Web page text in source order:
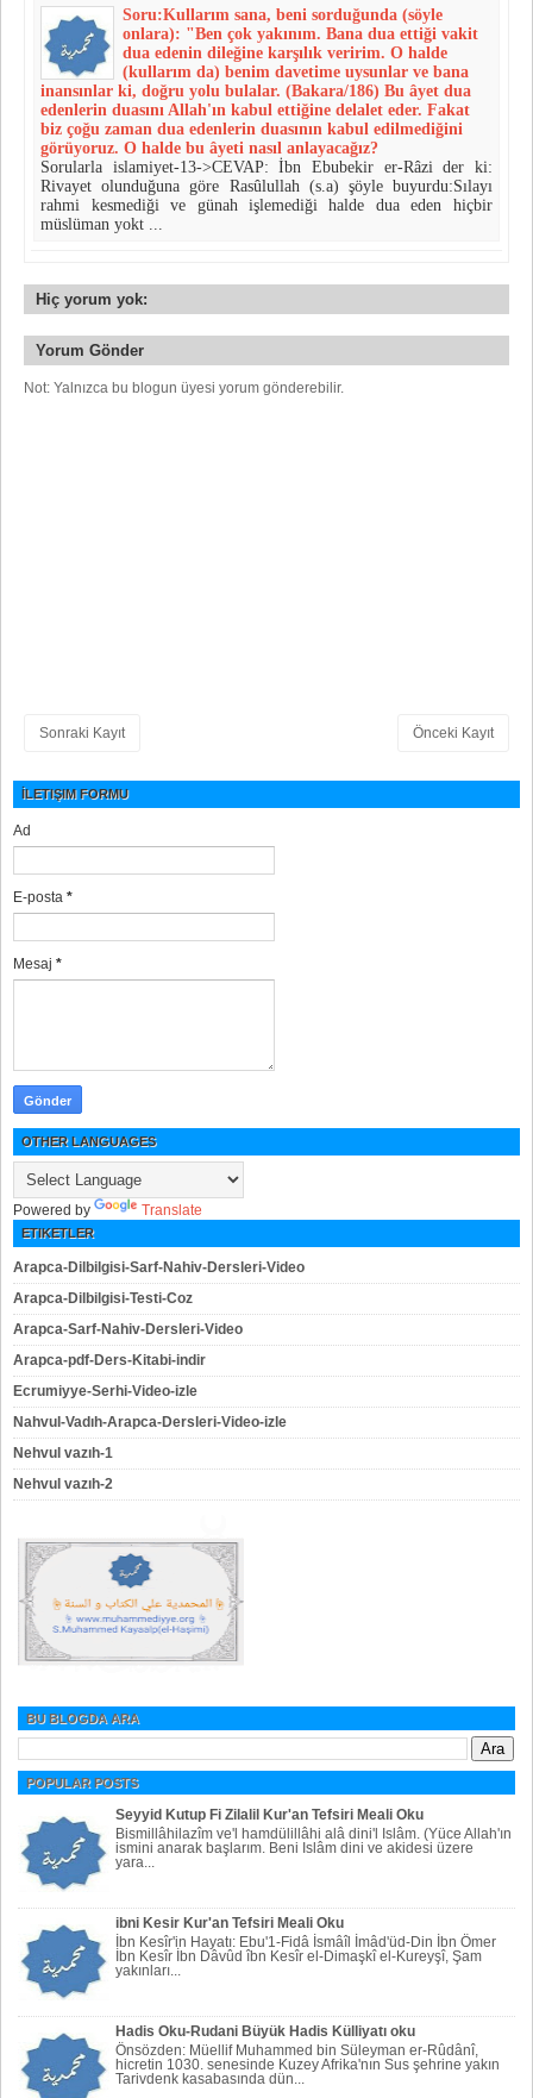
Soru:Kullarım sana, beni sorduğunda (söyle
onlara): "Ben çok yakı­nım. Bana dua ettiği vakit
dua edenin dileğine karşılık veririm. O halde
(kullarım da) benim davetime uysunlar ve bana
inansınlar ki, doğru yolu bulalar. (Bakara/186) Bu âyet dua
edenlerin duasını Allah'ın kabul ettiğine delalet eder. Fakat
biz çoğu zaman dua edenlerin duasının kabul edilmediğini
görü­yoruz. O halde bu âyeti nasıl anlayacağız?
Sorularla islamiyet-13->CEVAP: İbn Ebubekir er-Râzi der ki:
Rivayet olunduğuna göre Ra­sûlullah (s.a) şöyle buyurdu:Sılayı
rahmi kesmediği ve günah işlemediği halde dua eden hiç­bir
müslüman yokt ...
Hiç yorum yok:
Yorum Gönder
Not: Yalnızca bu blogun üyesi yorum gönderebilir.
Sonraki Kayıt Önceki Kayıt
İLETIŞIM FORMU
Ad
E-posta*
Mesaj*
OTHER LANGUAGES
Powered by Translate
ETIKETLER
Arapca-Dilbilgisi-Sarf-Nahiv-Dersleri-Video
Arapca-Dilbilgisi-Testi-Coz
Arapca-Sarf-Nahiv-Dersleri-Video
Arapca-pdf-Ders-Kitabi-indir
Ecrumiyye-Serhi-Video-izle
Nahvul-Vadıh-Arapca-Dersleri-Video-izle
Nehvul vazıh-1
Nehvul vazıh-2
BU BLOGDA ARA
POPULAR POSTS
Seyyid Kutup Fi Zilalil Kur'an Tefsiri Meali Oku
Bismillâhilazîm ve'l hamdülillâhi alâ dini'l Islâm. (Yüce Allah'ın
ismini anarak başlarım. Beni Islâm dini ve akidesi üzere
yara...
ibni Kesir Kur'an Tefsiri Meali Oku
İbn Kesîr'in Hayatı: Ebu'1-Fidâ İsmâîl İmâd'üd-Din İbn Ömer
İbn Kesîr İbn Dâvûd îbn Kesîr el-Dimaşkî el-Kureyşî, Şam
yakınları...
Hadis Oku-Rudani Büyük Hadis Külliyatı oku
Önsözden: Müellif Muhammed bin Süleyman er-Rûdânî,
hicretin 1030. senesinde Kuzey Afrika'nın Sus şehrine yakın
Tarivdenk kasabasında dün...